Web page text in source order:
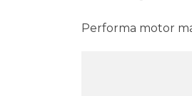
Performa motor